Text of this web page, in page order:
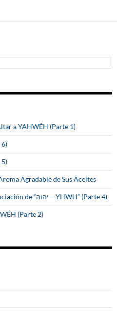
a YAHWÉH (Parte 1)
6)
5)
Agradable de Sus Aceites
YAHWÉH es la Correcta Pronunciación de “יהוה – YHWH” (Parte 4)
(Parte 2)